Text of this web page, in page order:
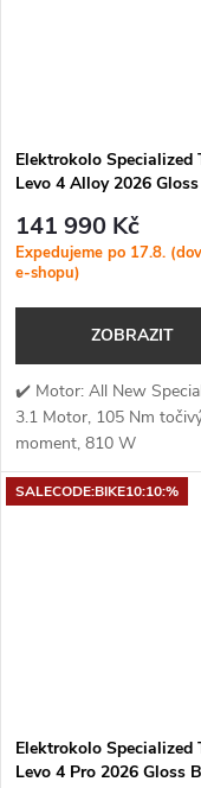
Elektrokolo Specialized
Levo 4 Alloy 2026
141 990 Kč
Expedujeme po 17.8.
e-shopu)
ZOBRAZIT
✔️ Motor: All New
3.1 Motor, 105 Nm
moment, 810 W
výkon✔️ Točivý moment:
Nm✔️ Výkon
SALECODE:BIKE10:10:%
Elektrokolo Specialized
Levo 4 Pro 2026 Gloss